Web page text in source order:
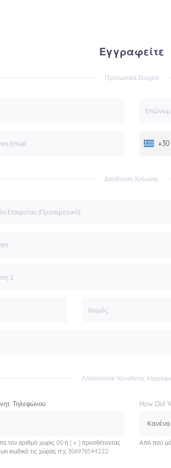
Εγγραφείτε
Προσωπικά Στοιχεία
+30
Διεύθυνση Χρέωσης
Απαιτούνται πρόσθετες
Τηλεφώνου
τον αριθμό χωρίς 00 ή ( + ) προσθέτοντας
κωδικό τις χώρας π.χ. 306976544222
How Did
Από πού